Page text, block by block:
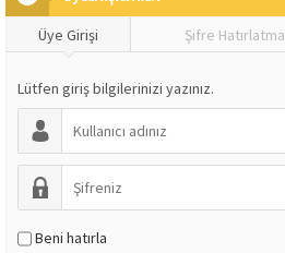
Üye Girişi Şifre Hatırlatma
Lütfen giriş bilgilerinizi yazınız.
Beni hatırla